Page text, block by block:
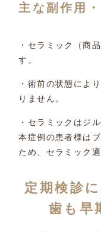
主な副作用
・セラミック（商
す。
・術前の状態によ
りません。
・セラミックはジ
本症例の患者様は
ため、セラミック
定期検診
歯も早